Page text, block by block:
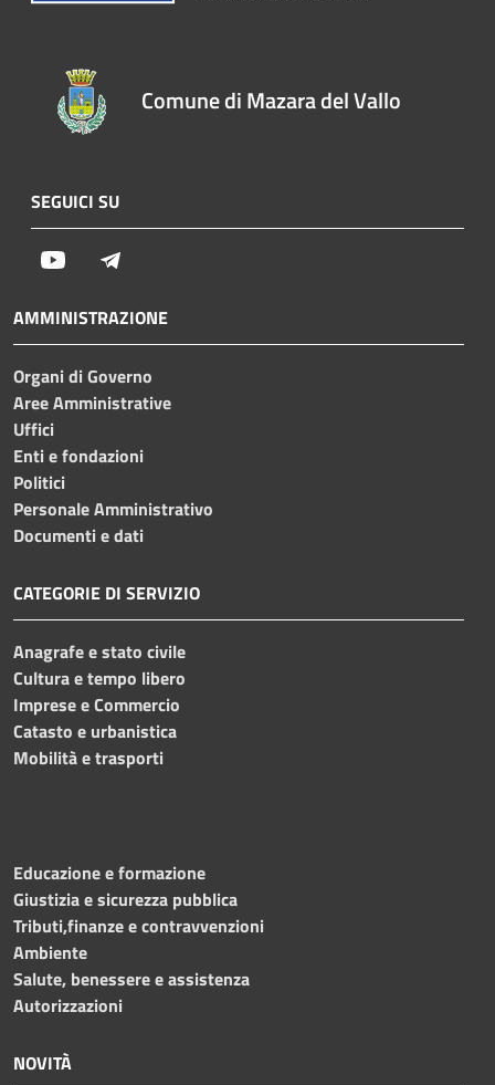
Comune di Mazara del Vallo
SEGUICI SU
Youtube
AMMINISTRAZIONE
Organi di Governo
Aree Amministrative
Uffici
Enti e fondazioni
Politici
Personale Amministrativo
Documenti e dati
CATEGORIE DI SERVIZIO
Anagrafe e stato civile
Cultura e tempo libero
Imprese e Commercio
Catasto e urbanistica
Mobilità e trasporti
Educazione e formazione
Giustizia e sicurezza pubblica
Tributi,finanze e contravvenzioni
Ambiente
Salute, benessere e assistenza
Autorizzazioni
NOVITÀ